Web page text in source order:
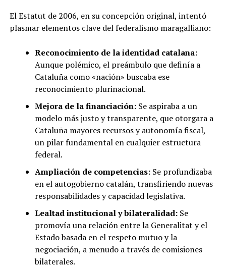
El Estatut de 2006, en su concepción original, intentó
plasmar elementos clave del federalismo maragalliano:
Reconocimiento de la identidad catalana:
Aunque polémico, el preámbulo que definía a
Cataluña como «nación» buscaba ese
reconocimiento plurinacional.
Mejora de la financiación:Se aspiraba a un
modelo más justo y transparente, que otorgara a
Cataluña mayores recursos y autonomía fiscal,
un pilar fundamental en cualquier estructura
federal.
Ampliación de competencias:Se profundizaba
en el autogobierno catalán, transfiriendo nuevas
responsabilidades y capacidad legislativa.
Lealtad institucional y bilateralidad:Se
promovía una relación entre la Generalitat y el
Estado basada en el respeto mutuo y la
negociación, a menudo a través de comisiones
bilaterales.